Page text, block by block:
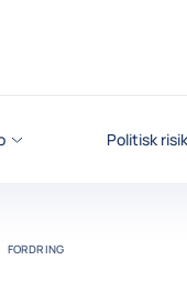
Politisk
FORDRING